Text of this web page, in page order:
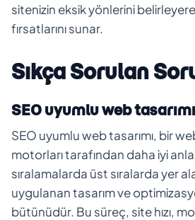
sitenizin eksik yönlerini
fırsatlarını sunar.
Sıkça Sorulan
SEO uyumlu web
SEO uyumlu web tasarımı, bir
motorları tarafından daha iyi
sıralamalarda üst sıralarda yer
uygulanan tasarım ve
bütünüdür. Bu süreç, site hızı,